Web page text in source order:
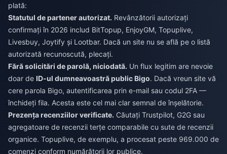
plată:
Statutul de partener autorizat. Revânzătorii autorizați
confirmați în 2026 includ BitTopup, EnjoyGM, Topuplive,
Livesbuy, Joytify și Lootbar. Dacă un site nu se află pe o listă
autorizată recunoscută, plecați.
Fără solicitări de parolă, niciodată. Un flux legitim are nevoie
doar de ID-ul dumneavoastră public Bigo. Dacă vreun site vă
cere parola Bigo, autentificarea prin e-mail sau codul 2FA —
închideți fila. Acesta este cel mai clar semnal de înșelătorie.
Prezența recenziilor verificate. Căutați Trustpilot, G2G sau
agregatoare de recenzii terțe comparabile cu sute de recenzii
organice. Topuplive, de exemplu, a procesat peste 969.000 de
comenzi conform numărătorii lor publice.